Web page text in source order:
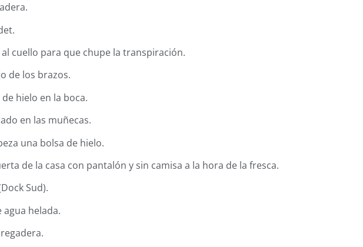
cuello para que chupe la transpiración.
de los brazos.
hielo en la boca.
en las muñecas.
una bolsa de hielo.
de la casa con pantalón y sin camisa a la hora de la fresca.
Sud).
helada.